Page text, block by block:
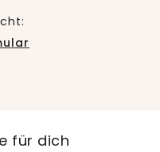
für dich